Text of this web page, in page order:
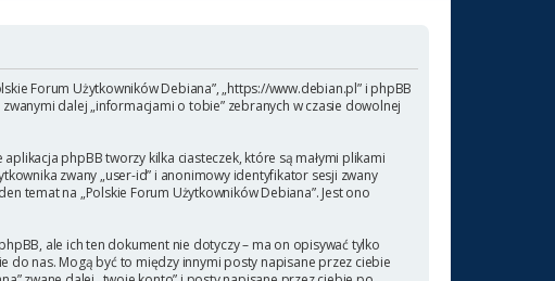
Forum Użytkowników Debiana”, „https://www.debian.pl” i phpBB
zwanymi dalej „informacjami o tobie” zebranych w czasie dowolnej
phpBB tworzy kilka ciasteczek, które są małymi plikami
zwany „user-id” i anonimowy identyfikator sesji zwany
temat na „Polskie Forum Użytkowników Debiana”. Jest ono
ale ich ten dokument nie dotyczy – ma on opisywać tylko
nas. Mogą być to między innymi posty napisane przez ciebie